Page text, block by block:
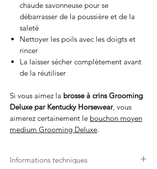
chaude savonneuse pour se
débarrasser de la poussière et de la
saleté
Nettoyer les poils avec les doigts et
rincer
La laisser sécher complètement avant
de la réutiliser
Si vous aimez la brosse à crins Grooming
Deluxe par Kentucky Horsewear, vous
aimerez certainement le bouchon moyen
medium Grooming Deluxe.
Informations techniques